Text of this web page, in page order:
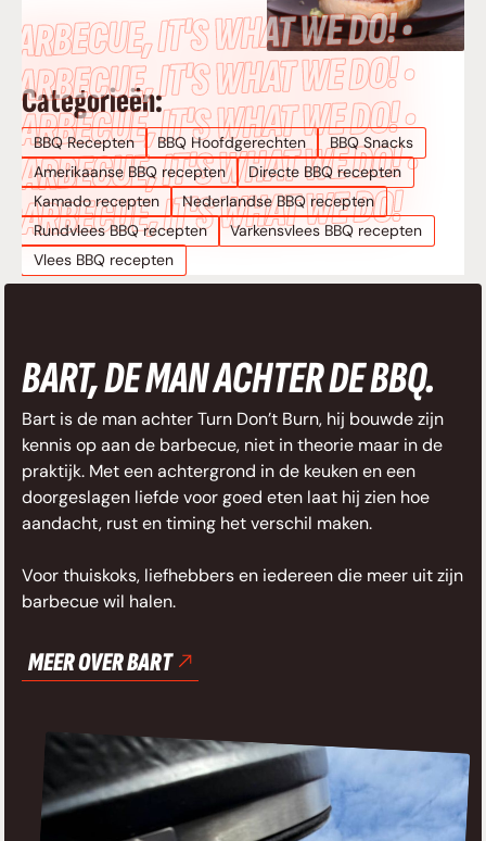
Categorieën:
BBQ Recepten BBQ Hoofdgerechten
BBQ Snacks
Amerikaanse BBQ recepten
Directe BBQ recepten
Kamado recepten
Nederlandse BBQ recepten
Rundvlees BBQ recepten
Varkensvlees BBQ recepten
Vlees BBQ recepten
IT’S WHAT WE DO! •
IT’S WHAT WE DO! •
BARBECUE, IT’S WHAT WE DO! •
BARBECUE, IT’S WHAT WE DO! •
BARBECUE, IT’S WHAT WE DO!
BART, DE MAN ACHTER DE BBQ.
Bart is de man achter Turn Don’t Burn, hij bouwde zijn
kennis op aan de barbecue, niet in theorie maar in de
praktijk. Met een achtergrond in de keuken en een
doorgeslagen liefde voor goed eten laat hij zien hoe
aandacht, rust en timing het verschil maken.
Voor thuiskoks, liefhebbers en iedereen die meer uit zijn
barbecue wil halen.
MEER OVER BART